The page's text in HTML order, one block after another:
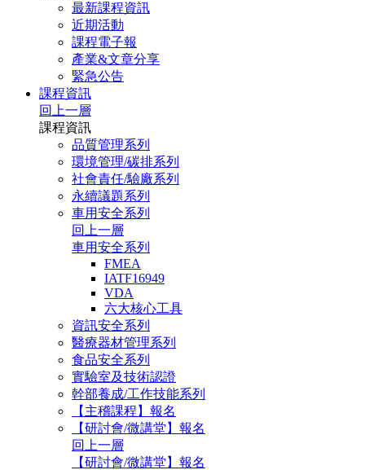
最新課程資訊
近期活動
課程電子報
產業&文章分享
緊急公告
課程資訊
回上一層
課程資訊
品質管理系列
環境管理/碳排系列
社會責任/驗廠系列
永續議題系列
車用安全系列
回上一層
車用安全系列
FMEA
IATF16949
VDA
六大核心工具
資訊安全系列
醫療器材管理系列
食品安全系列
實驗室及技術認證
幹部養成/工作技能系列
【主稽課程】報名
【研討會/微講堂】報名
回上一層
【研討會/微講堂】報名